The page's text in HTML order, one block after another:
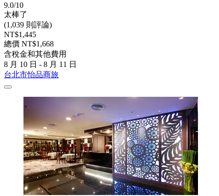
9.0/10
太棒了
(1,039 則評論)
NT$1,445
總價 NT$1,668
含稅金和其他費用
8 月 10 日 - 8 月 11 日
台北市怡品商旅